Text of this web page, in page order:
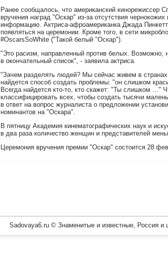
Ранее сообщалось, что американский кинорежиссер
вручения наград "Оскар" из-за отсутствия
информацию. Актриса-афроамериканка Джада
появляться на церемонии. Кроме того, в сети
#OscarsSoWhite ("Такой белый "Оскар").
"Это расизм, направленный против белых. Возможно,
в окончательный список", - заявила актриса.
"Зачем разделять людей? Мы сейчас живем в
найдется способ создать проблемы: "он слишком
Всегда найдется кто-то, кто скажет: "Ты слишком …"
классифицировать всех, чтобы создать тысячи
в ответ на вопрос журналиста о предложении
номинантов на "Оскара".
В пятницу Академия кинематографических наук и
в два раза количество женщин и представителей
Церемония вручения премии "Оскар" состоится 28
Sadovaya6.ru © Знаменитые и известные, Россия и